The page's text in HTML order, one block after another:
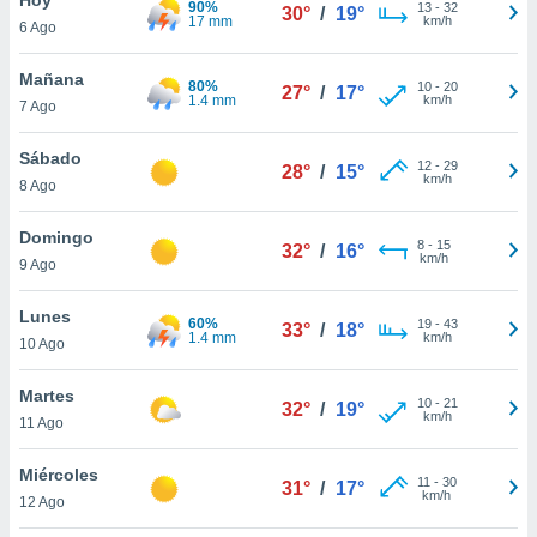
y
en
más
de
6 Ago
90%
17 mm
30° / 19° 13- 32
km/h
Mañana
7 Ago
80%
1.4 mm
27° / 17° 10- 20
km/h
Sábado
8 Ago
28° / 15° 12- 29
km/h
Domingo
9 Ago
32° / 16° 8- 15
km/h
Lunes
10 Ago
60%
1.4 mm
33° / 18° 19- 43
km/h
Martes
11 Ago
32° / 19° 10- 21
km/h
Miércoles
12 Ago
31° / 17° 11 - 30
km/h